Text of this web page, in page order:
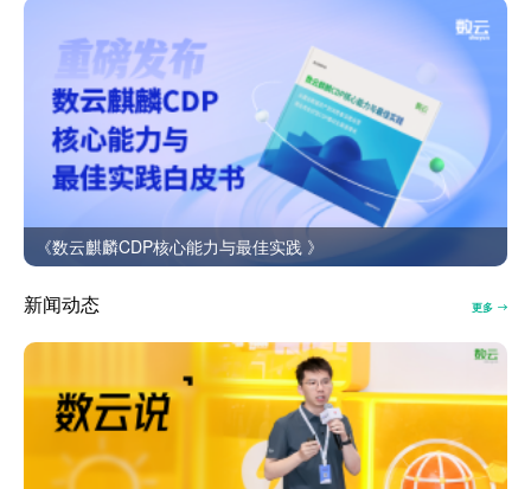
《数云麒麟CDP核心能力与最佳实践 》
新闻动态 更多